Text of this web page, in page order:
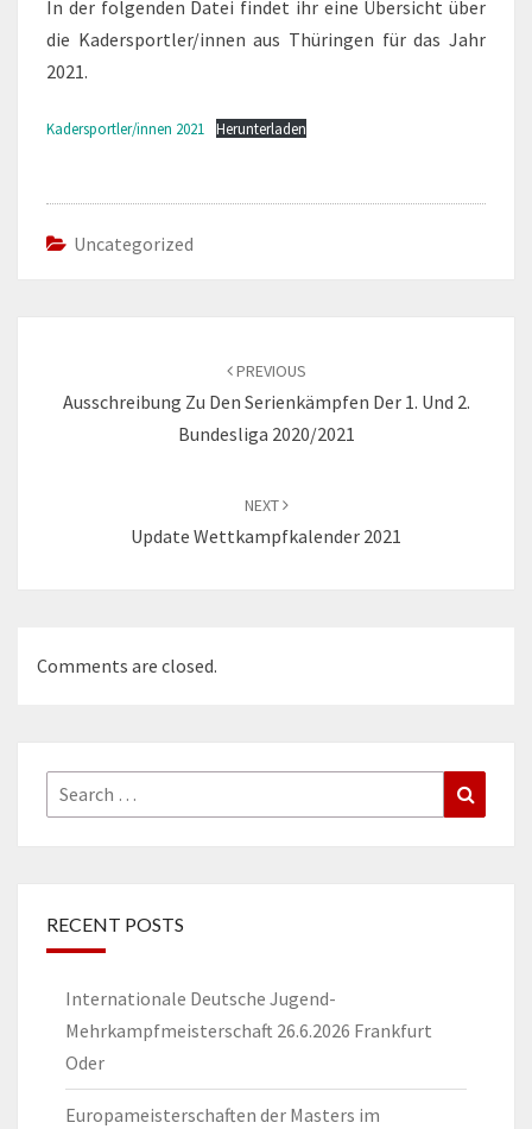
In der folgenden Datei findet ihr eine Übersicht über
die Kadersportler/innen aus Thüringen für das Jahr
2021.
Kadersportler/innen 2021 Herunterladen
Uncategorized
PREVIOUS
Ausschreibung Zu Den Serienkämpfen Der 1. Und 2.
Bundesliga 2020/2021
NEXT
Update Wettkampfkalender 2021
Comments are closed.
Search
for:
RECENT POSTS
Internationale Deutsche Jugend-
Mehrkampfmeisterschaft 26.6.2026 Frankfurt
Oder
Europameisterschaften der Masters im